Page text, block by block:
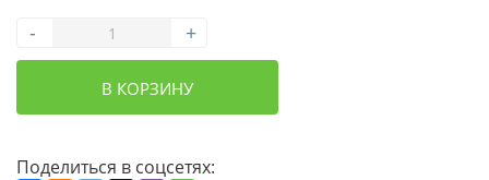
- +
В КОРЗИНУ
Поделиться в соцсетях: